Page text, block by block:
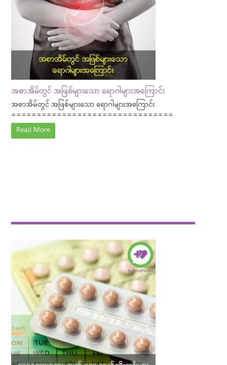
အစာအိမ်တွင် အဖြစ်များသော ရောဂါများအကြောင်း
အစာအိမ်တွင် အဖြစ်များသော ရောဂါများအကြောင်း
================================
Read More